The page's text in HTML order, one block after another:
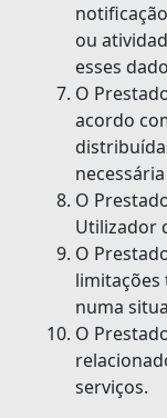
ou
esses
O
acordo
O
Utilizador
O
numa
O
serviços.